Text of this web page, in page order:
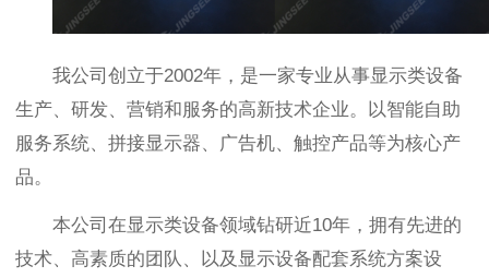
我公司创立于2002年，是一家专业从事显示类设备
生产、研发、营销和服务的高新技术企业。以智能自助
服务系统、拼接显示器、广告机、触控产品等为核心产
品。
本公司在显示类设备领域钻研近10年，拥有先进的
技术、高素质的团队、以及显示设备配套系统方案设